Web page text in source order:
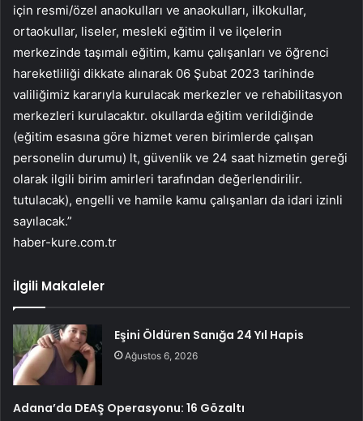
için resmi/özel anaokulları ve anaokulları, ilkokullar,
ortaokullar, liseler, mesleki eğitim il ve ilçelerin
merkezinde taşımalı eğitim, kamu çalışanları ve öğrenci
hareketliliği dikkate alınarak 06 Şubat 2023 tarihinde
valiliğimiz kararıyla kurulacak merkezler ve rehabilitasyon
merkezleri kurulacaktır. okullarda eğitim verildiğinde
(eğitim esasına göre hizmet veren birimlerde çalışan
personelin durumu) lt, güvenlik ve 24 saat hizmetin gereği
olarak ilgili birim amirleri tarafından değerlendirilir.
tutulacak), engelli ve hamile kamu çalışanları da idari izinli
sayılacak.”
haber-kure.com.tr
İlgili Makaleler
Eşini Öldüren Sanığa 24 Yıl Hapis
Ağustos 6, 2026
Adana’da DEAŞ Operasyonu: 16 Gözaltı